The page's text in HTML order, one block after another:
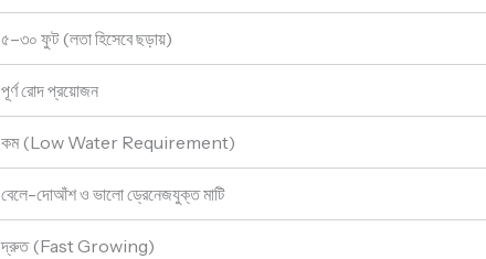
৫–৩০ ফুট (লতা হিসেবে ছড়ায়)
পূর্ণ রোদ প্রয়োজন
কম (Low Water Requirement)
বেলে-দোআঁশ ও ভালো ড্রেনেজযুক্ত মাটি
দ্রুত (Fast Growing)